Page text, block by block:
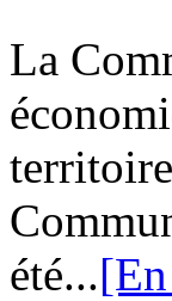
La
été...